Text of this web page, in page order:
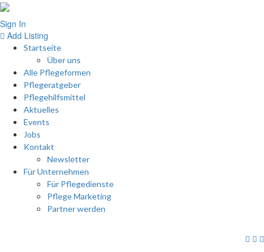
Sign In
Add Listing
Startseite
Über uns
Alle Pflegeformen
Pflegeratgeber
Pflegehilfsmittel
Aktuelles
Events
Jobs
Kontakt
Newsletter
Für Unternehmen
Für Pflegedienste
Pflege Marketing
Partner werden